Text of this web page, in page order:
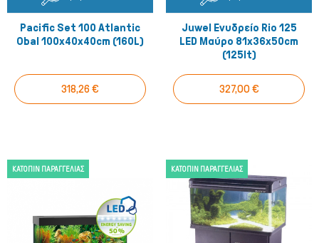
Pacific Set 100 Atlantic
Obal 100x40x40cm (160L)
318,26 €
Juwel Ενυδρείο Rio 125
LED Μαύρο 81x36x50cm
(125lt)
327,00 €
ΚΑΤΌΠΙΝ ΠΑΡΑΓΓΕΛΊΑΣ ΚΑΤΌΠΙΝ ΠΑΡΑΓΓΕΛΊΑΣ